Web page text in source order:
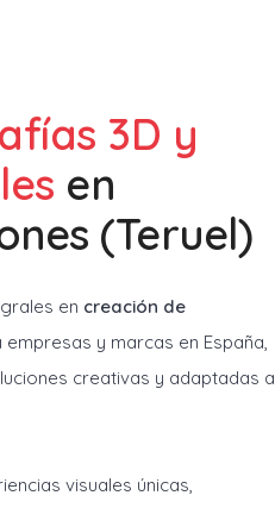
3D y
en
(Teruel)
en creación de
empresas y marcas en España,
creativas y adaptadas a
visuales únicas,